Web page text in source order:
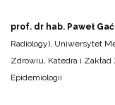
prof. dr hab. Paweł
Radiology), Uniwersytet
Zdrowiu, Katedra i
Epidemiologii